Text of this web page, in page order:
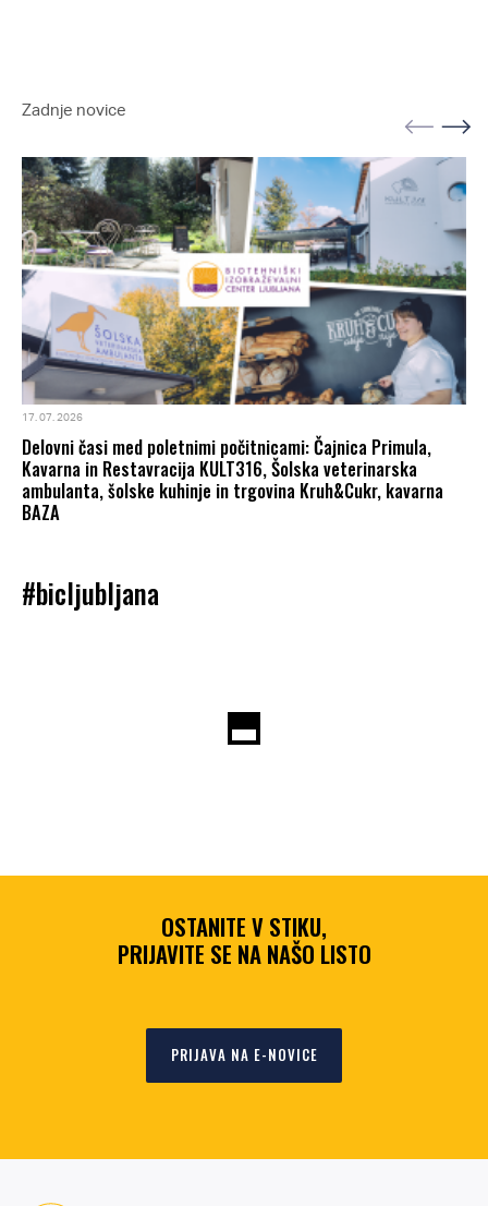
Zadnje novice
17. 07. 2026
Delovni časi med poletnimi počitnicami: Čajnica Primula,
Kavarna in Restavracija KULT316, Šolska veterinarska
ambulanta, šolske kuhinje in trgovina Kruh&Cukr, kavarna
BAZA
#bicljubljana
OSTANITE V STIKU,
PRIJAVITE SE NA NAŠO LISTO
PRIJAVA NA E-NOVICE